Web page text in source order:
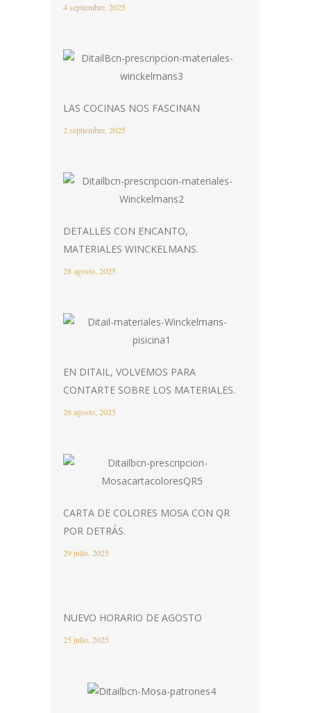
4 septiembre, 2025
LAS COCINAS NOS FASCINAN
2 septiembre, 2025
DETALLES CON ENCANTO,
MATERIALES WINCKELMANS.
28 agosto, 2025
EN DITAIL, VOLVEMOS PARA
CONTARTE SOBRE LOS MATERIALES.
26 agosto, 2025
CARTA DE COLORES MOSA CON QR
POR DETRÁS.
29 julio, 2025
NUEVO HORARIO DE AGOSTO
25 julio, 2025